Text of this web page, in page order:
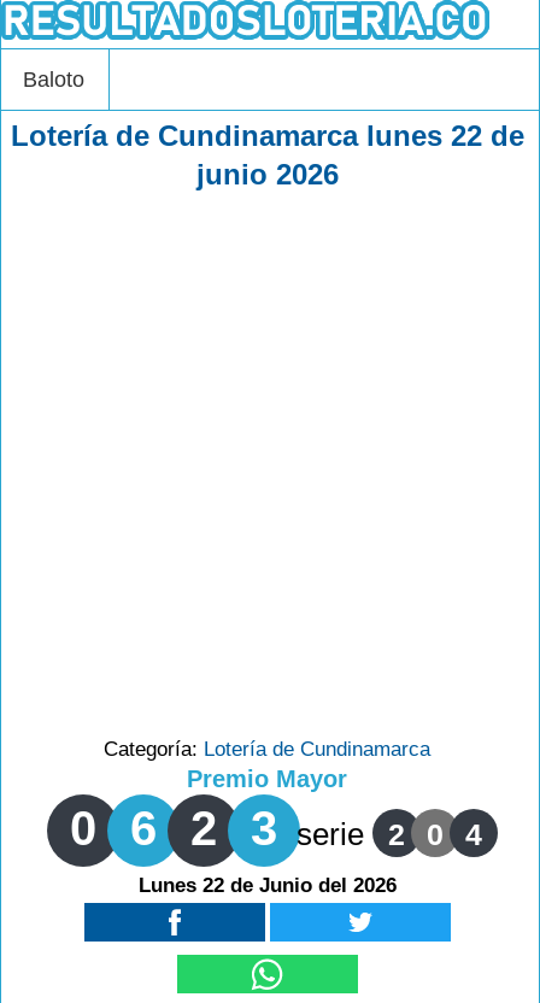
Baloto
Lotería de Cundinamarca lunes 22 de
junio 2026
Categoría: Lotería de Cundinamarca
Premio Mayor
0 6 2 3 serie 2 0 4
Lunes 22 de Junio del 2026